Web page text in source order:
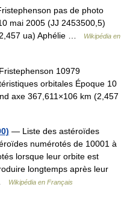
pas de photo
mai 2005 (JJ 2453500,5)
ua) Aphélie …
Wikipédia en
10979
orbitales Époque 10
axe 367,611×106 km (2,457
— Liste des astéroïdes
numérotés de 10001 à
lorsque leur orbite est
longtemps après leur
Wikipédia en Français